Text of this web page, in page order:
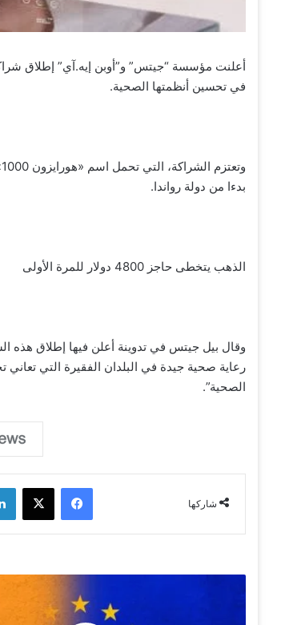
في تحسين أنظمتها الصحية.
بدءا من دولة رواندا.
الذهب يتخطى حاجز 4800 دولار للمرة الأولى
وقال بيل جيتس في تدوينة أعلن فيها إطلاق هذه
رعاية صحية جيدة في البلدان الفقيرة التي
الصحية”.
شاركها
فيسبوك ‫X